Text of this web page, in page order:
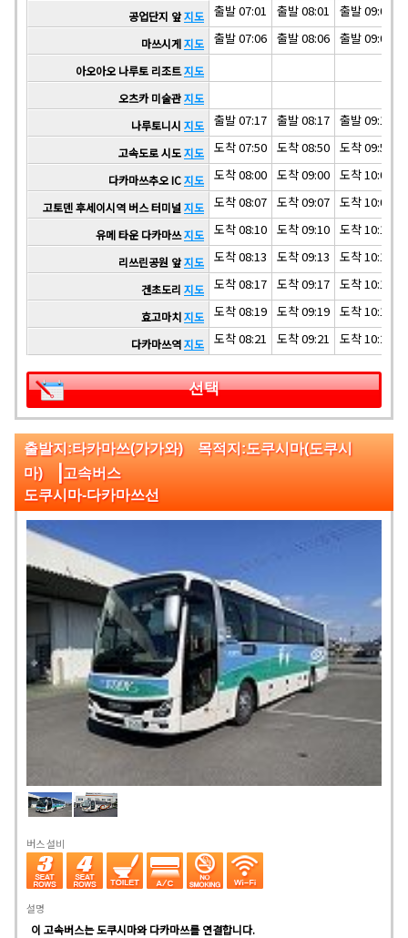
공업단지 앞지도 출발 07:01 출발 08:01 출발 09:01
마쓰시게지도 출발 07:06 출발 08:06 출발 09:06
아오아오 나루토 리조트지도
오츠카 미술관지도
나루토니시 지도 출발 07:17 출발 08:17 출발 09:17
고속도로 시도지도 도착 07:50 도착 08:50 도착 09:50
다카마쓰추오 IC지도 도착 08:00 도착 09:00 도착 10:00
고토덴 후세이시역 버스 터미널 지도 도착 08:07 도착 09:07 도착 10:07
유메 타운 다카마쓰지도 도착 08:10 도착 09:10 도착 10:10
리쓰린공원 앞지도 도착 08:13 도착 09:13 도착 10:13
겐초도리 지도 도착 08:17 도착 09:17 도착 10:17
효고마치지도 도착 08:19 도착 09:19 도착 10:19
다카마쓰역지도 도착 08:21 도착 09:21 도착 10:21
선택
출발지:타카마쓰(가가와) 목적지:도쿠시마(도쿠시
마) |고속버스
도쿠시마-다카마쓰선
버스 설비
설명
이 고속버스는 도쿠시마와 다카마쓰를 연결합니다.